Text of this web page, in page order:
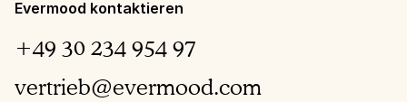
Evermood kontaktieren
+49 30 234 954 97
vertrieb@evermood.com